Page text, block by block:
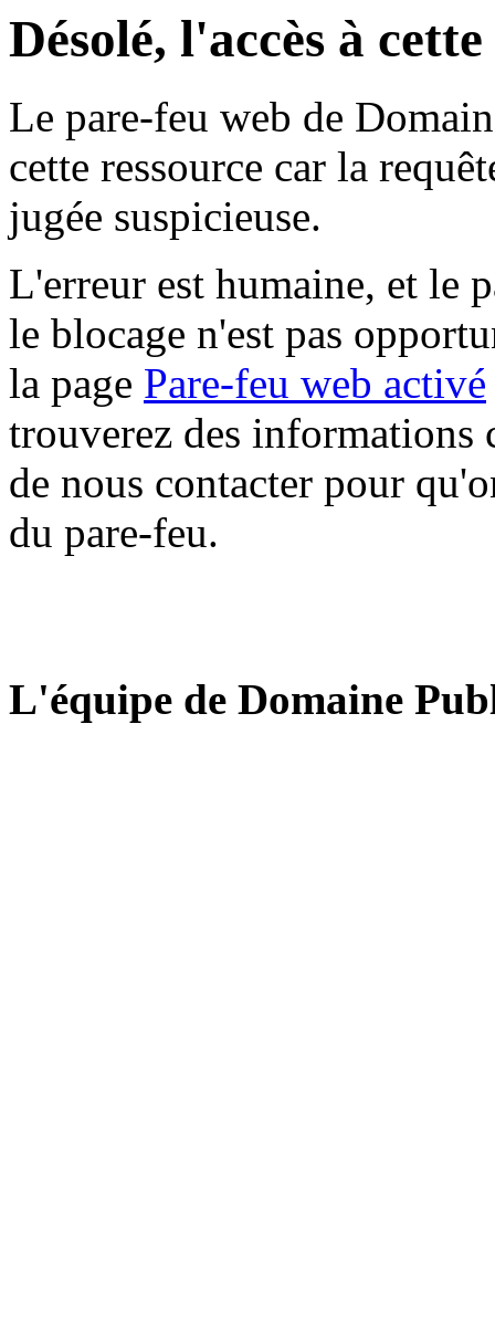
Désolé, l'accès à
Le pare-feu web de
cette ressource car la
jugée suspicieuse.
L'erreur est humaine, et le
le blocage n'est pas
la page Pare-feu web activé
trouverez des informations
de nous contacter pour
du pare-feu.
L'équipe de Domaine